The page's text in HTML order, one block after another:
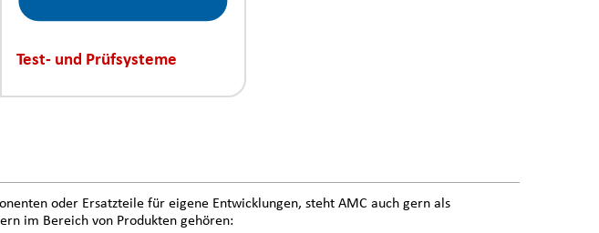
Test- und Prüfsysteme
oder Ersatzteile für eigene Entwicklungen, steht AMC auch gern als
im Bereich von Produkten gehören: